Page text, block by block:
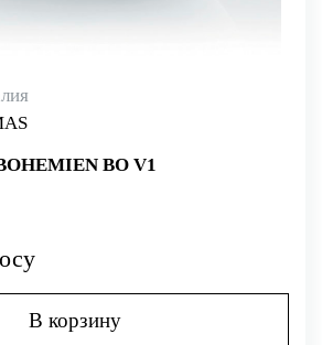
BO V1
В корзину